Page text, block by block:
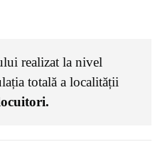
realizat la nivel
totală a localității